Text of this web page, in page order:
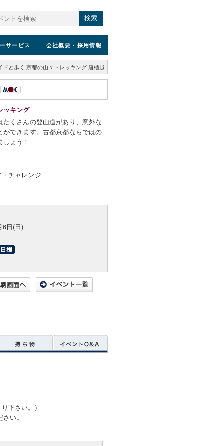
検索
サービス 会社概要 ・採用情報
ドと歩く 京都の山々トレッキング 唐櫃越
ッキング
くさんの登山道があり、意外な
できます。古都京都ならではの
ょう！
チャレンジ
6日(日)
下さい。）
い。